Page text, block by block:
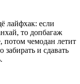
лайфхак: если
то допбагаж
потом чемодан летит
забирать и сдавать